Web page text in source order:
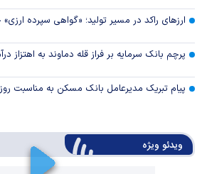
ارزهای راکد در مسیر تولید؛ «گواهی سپرده
پرچم بانک سرمایه بر فراز قله دماوند به اهتزاز
پیام تبریک مدیرعامل بانک مسکن به مناسبت روز
ویدئو ویژه